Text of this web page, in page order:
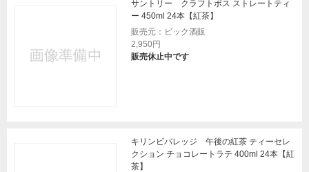
サントリー クラフトボス ストレートティ
ー 450ml 24本【紅茶】
販売元：ビック酒販
2,950円
販売休止中です
キリンビバレッジ 午後の紅茶 ティーセレ
クション チョコレートラテ 400ml 24本【紅
茶】